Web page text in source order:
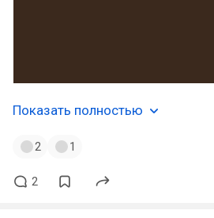
Показать полностью
2 1
2